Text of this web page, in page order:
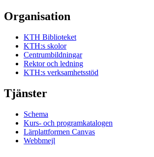
Organisation
KTH Biblioteket
KTH:s skolor
Centrumbildningar
Rektor och ledning
KTH:s verksamhetsstöd
Tjänster
Schema
Kurs- och programkatalogen
Lärplattformen Canvas
Webbmejl